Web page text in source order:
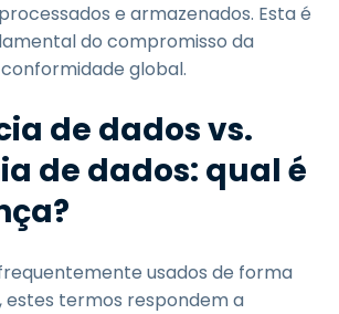
e armazenados. Esta é
do compromisso da
global.
de dados vs.
de dados: qual é
usados de forma
termos respondem a